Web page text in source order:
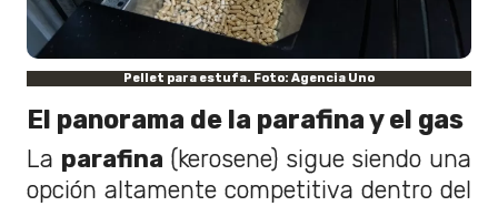
Pellet para estufa. Foto: Agencia Uno
El panorama de la parafina y el gas
La parafina (kerosene) sigue siendo una
opción altamente competitiva dentro del